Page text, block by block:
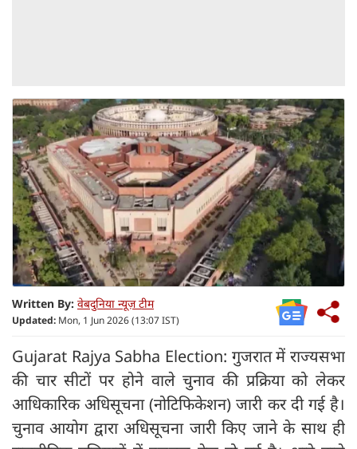
Written By: वेबदुनिया न्यूज़ टीम
Updated: Mon, 1 Jun 2026 (13:07 IST)
Gujarat Rajya Sabha Election: गुजरात में राज्यसभा
की चार सीटों पर होने वाले चुनाव की प्रक्रिया को लेकर
आधिकारिक अधिसूचना (नोटिफिकेशन) जारी कर दी गई है।
चुनाव आयोग द्वारा अधिसूचना जारी किए जाने के साथ ही